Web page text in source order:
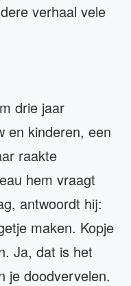
verhaal vele
drie jaar
en kinderen, een
raakte
hem vraagt
antwoordt hij:
maken. Kopje
Ja, dat is het
je doodvervelen.